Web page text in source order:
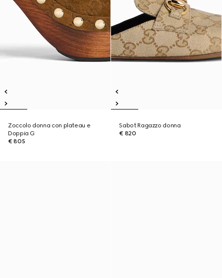
Zoccolo donna con plateau e
Doppia G
€ 805
Sabot Ragazzo donna
€ 820